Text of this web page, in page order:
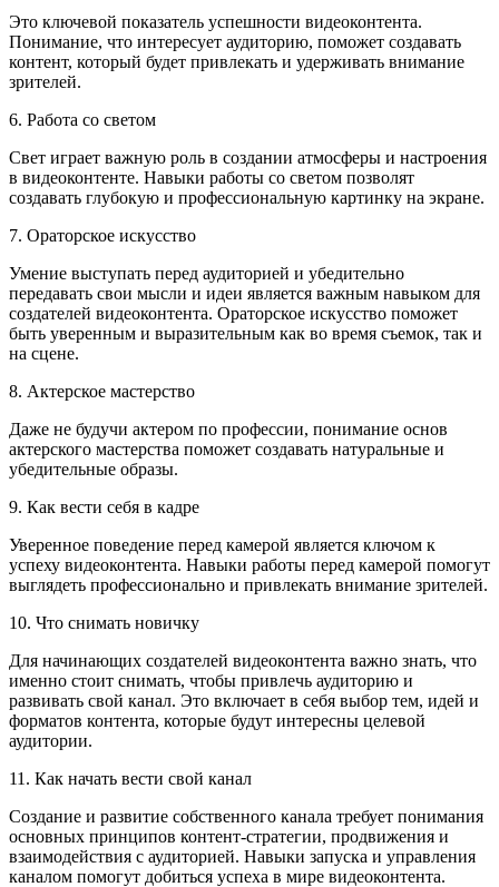
Это ключевой показатель успешности видеоконтента.
Понимание, что интересует аудиторию, поможет создавать
контент, который будет привлекать и удерживать внимание
зрителей.
6. Работа со светом
Свет играет важную роль в создании атмосферы и настроения
в видеоконтенте. Навыки работы со светом позволят
создавать глубокую и профессиональную картинку на экране.
7. Ораторское искусство
Умение выступать перед аудиторией и убедительно
передавать свои мысли и идеи является важным навыком для
создателей видеоконтента. Ораторское искусство поможет
быть уверенным и выразительным как во время съемок, так и
на сцене.
8. Актерское мастерство
Даже не будучи актером по профессии, понимание основ
актерского мастерства поможет создавать натуральные и
убедительные образы.
9. Как вести себя в кадре
Уверенное поведение перед камерой является ключом к
успеху видеоконтента. Навыки работы перед камерой помогут
выглядеть профессионально и привлекать внимание зрителей.
10. Что снимать новичку
Для начинающих создателей видеоконтента важно знать, что
именно стоит снимать, чтобы привлечь аудиторию и
развивать свой канал. Это включает в себя выбор тем, идей и
форматов контента, которые будут интересны целевой
аудитории.
11. Как начать вести свой канал
Создание и развитие собственного канала требует понимания
основных принципов контент-стратегии, продвижения и
взаимодействия с аудиторией. Навыки запуска и управления
каналом помогут добиться успеха в мире видеоконтента.